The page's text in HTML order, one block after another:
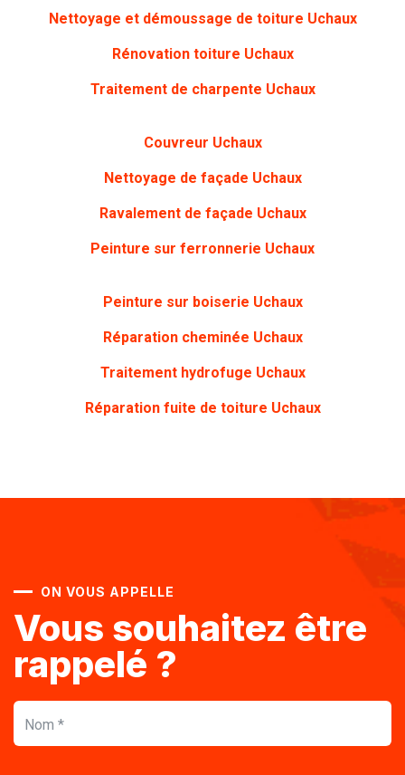
Nettoyage et démoussage de toiture Uchaux
Rénovation toiture Uchaux
Traitement de charpente Uchaux
Couvreur Uchaux
Nettoyage de façade Uchaux
Ravalement de façade Uchaux
Peinture sur ferronnerie Uchaux
Peinture sur boiserie Uchaux
Réparation cheminée Uchaux
Traitement hydrofuge Uchaux
Réparation fuite de toiture Uchaux
ON VOUS APPELLE
Vous souhaitez être
rappelé ?